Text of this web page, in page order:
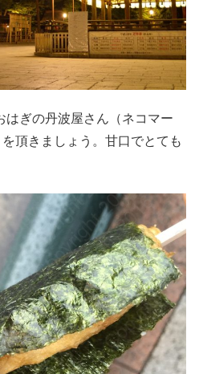
はぎの丹波屋さん（ネコマー
頂きましょう。甘口でとても